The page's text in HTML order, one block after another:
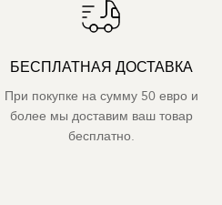
БЕСПЛАТНАЯ ДОСТАВКА
При покупке на сумму 50 евро и
более мы доставим ваш товар
бесплатно.